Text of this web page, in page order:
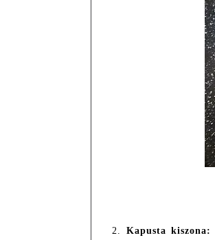
2. Kapusta kiszona: